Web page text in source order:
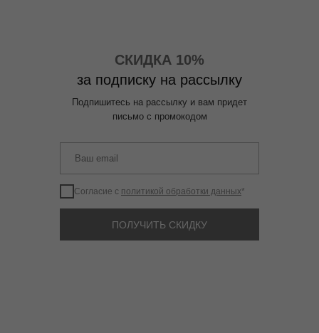
СКИДКА 10%
за подписку на рассылку
Подпишитесь на рассылку и вам придет
письмо с промокодом
Согласие с политикой обработки данных*
ПОЛУЧИТЬ СКИДКУ